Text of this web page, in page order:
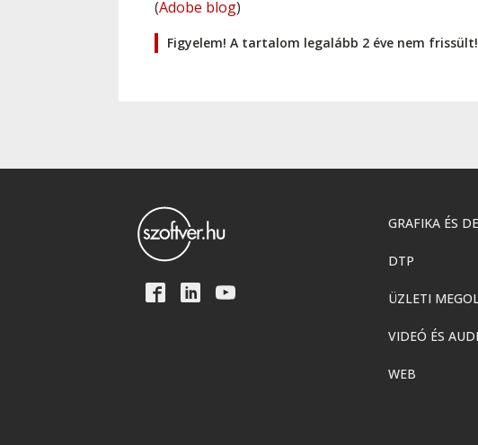
(Adobe blog)
Figyelem! A tartalom legalább 2 éve nem
GRAFIKA ÉS
DTP
ÜZLETI
VIDEÓ ÉS
WEB